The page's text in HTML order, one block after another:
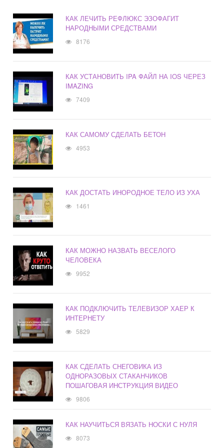
КАК ЛЕЧИТЬ РЕФЛЮКС ЭЗОФАГИТ
НАРОДНЫМИ СРЕДСТВАМИ
8176
КАК УСТАНОВИТЬ IPA ФАЙЛ НА IOS ЧЕРЕЗ
IMAZING
7409
КАК САМОМУ СДЕЛАТЬ БЕТОН
4953
КАК ДОСТАТЬ ИНОРОДНОЕ ТЕЛО ИЗ УХА
1461
КАК МОЖНО НАЗВАТЬ ВЕСЕЛОГО
ЧЕЛОВЕКА
9952
КАК ПОДКЛЮЧИТЬ ТЕЛЕВИЗОР ХАЕР К
ИНТЕРНЕТУ
5829
КАК СДЕЛАТЬ СНЕГОВИКА ИЗ
ОДНОРАЗОВЫХ СТАКАНЧИКОВ
ПОШАГОВАЯ ИНСТРУКЦИЯ ВИДЕО
9806
КАК НАУЧИТЬСЯ ВЯЗАТЬ НОСКИ С НУЛЯ
8073